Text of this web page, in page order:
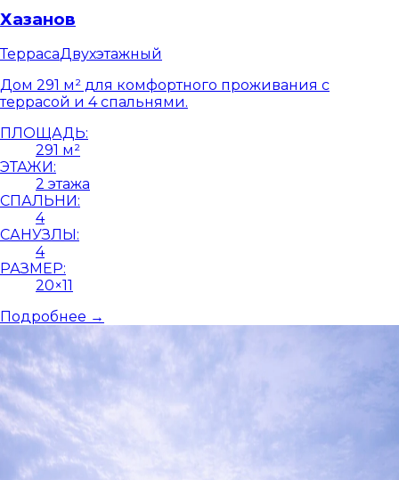
Хазанов
ТеррасаДвухэтажный
Дом 291 м² для комфортного проживания с
террасой и 4 спальнями.
ПЛОЩАДЬ:
291 м²
ЭТАЖИ:
2 этажа
СПАЛЬНИ:
4
САНУЗЛЫ:
4
РАЗМЕР:
20×11
Подробнее →